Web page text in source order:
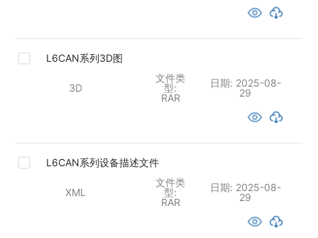
L6CAN系列3D图
3D
文件类
型:
RAR
日期: 2025-08-
29
L6CAN系列设备描述文件
XML
文件类
型:
RAR
日期: 2025-08-
29